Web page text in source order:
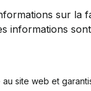
détails granulaires
importants
sur la
informations
site web et